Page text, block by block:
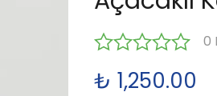
0
₺ 1,250.00